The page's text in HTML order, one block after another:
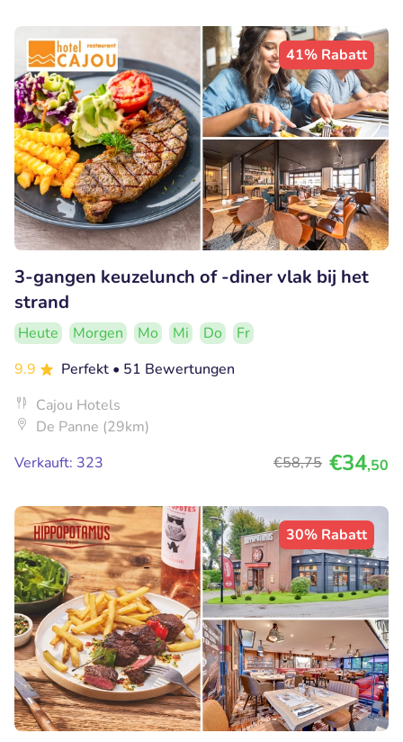
41% Rabatt
3-gangen keuzelunch of -diner vlak bij het
strand
Heute Morgen Mo Mi Do
Fr
9.9
Perfekt • 51 Bewertungen
Cajou Hotels
De Panne (29km)
Verkauft: 323
€58,75 €34,50
30% Rabatt